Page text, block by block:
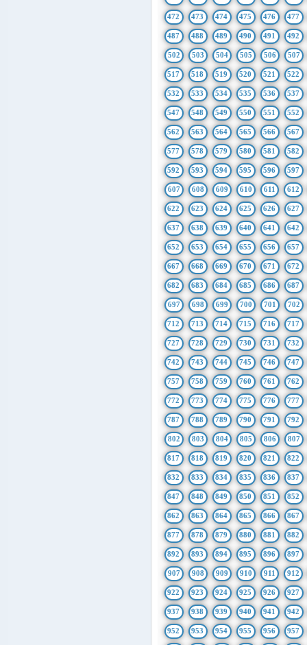
472 473 474 475 476 477
487 488 489 490 491 492
502 503 504 505 506 507
517 518 519 520 521 522
532 533 534 535 536 537
547 548 549 550 551 552
562 563 564 565 566 567
577 578 579 580 581 582
592 593 594 595 596 597
607 608 609 610 611 612
622 623 624 625 626 627
637 638 639 640 641 642
652 653 654 655 656 657
667 668 669 670 671 672
682 683 684 685 686 687
697 698 699 700 701 702
712 713 714 715 716 717
727 728 729 730 731 732
742 743 744 745 746 747
757 758 759 760 761 762
772 773 774 775 776 777
787 788 789 790 791 792
802 803 804 805 806 807
817 818 819 820 821 822
832 833 834 835 836 837
847 848 849 850 851 852
862 863 864 865 866 867
877 878 879 880 881 882
892 893 894 895 896 897
907 908 909 910 911 912
922 923 924 925 926 927
937 938 939 940 941 942
952 953 954 955 956 957